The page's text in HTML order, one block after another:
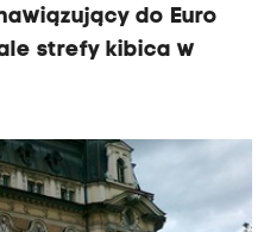
do Euro
strefy kibica w